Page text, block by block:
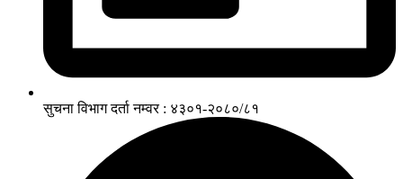
सुचना विभाग दर्ता नम्वर : ४३०१-२०८०/८१